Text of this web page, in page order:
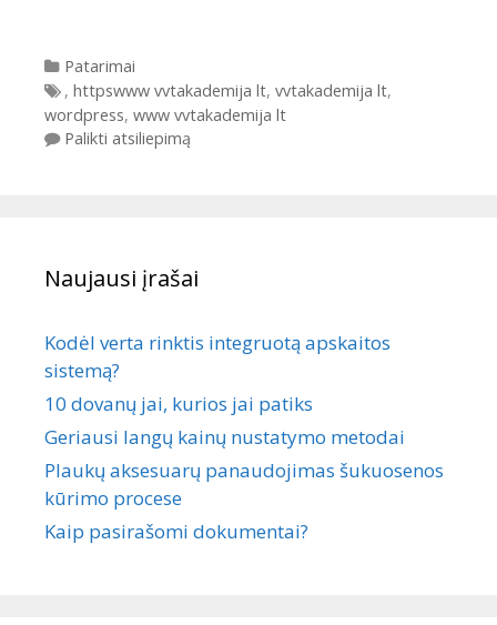
Kategorijos
Patarimai
Gairės
, httpswww vvtakademija lt, vvtakademija lt,
wordpress, www vvtakademija lt
Palikti atsiliepimą
Naujausi įrašai
Kodėl verta rinktis integruotą apskaitos
sistemą?
10 dovanų jai, kurios jai patiks
Geriausi langų kainų nustatymo metodai
Plaukų aksesuarų panaudojimas šukuosenos
kūrimo procese
Kaip pasirašomi dokumentai?